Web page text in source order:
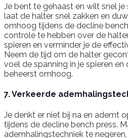
Je bent te gehaast en wilt snel je
laat de halter snel zakken en
omhoog tijdens de decline
controle te hebben over de
spieren en verminder je de
Neem de tijd om de halter
voel de spanning in je spieren
beheerst omhoog.
7. Verkeerde
Je denkt er niet bij na en ademt
tijdens de decline bench press.
ademhalingstechniek te